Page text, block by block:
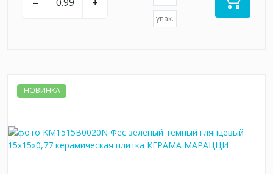
упак.
НОВИНКА